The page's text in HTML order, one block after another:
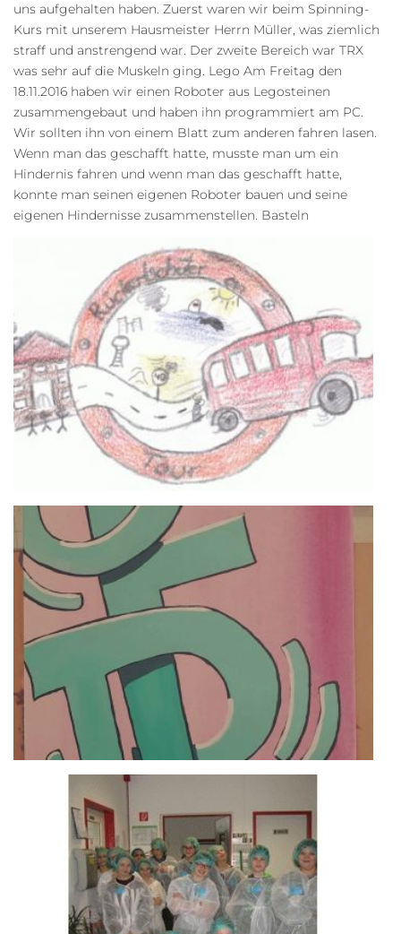
uns aufgehalten haben. Zuerst waren wir beim Spinning-
Kurs mit unserem Hausmeister Herrn Müller, was ziemlich
straff und anstrengend war. Der zweite Bereich war TRX
was sehr auf die Muskeln ging. Lego Am Freitag den
18.11.2016 haben wir einen Roboter aus Legosteinen
zusammengebaut und haben ihn programmiert am PC.
Wir sollten ihn von einem Blatt zum anderen fahren lasen.
Wenn man das geschafft hatte, musste man um ein
Hindernis fahren und wenn man das geschafft hatte,
konnte man seinen eigenen Roboter bauen und seine
eigenen Hindernisse zusammenstellen. Basteln